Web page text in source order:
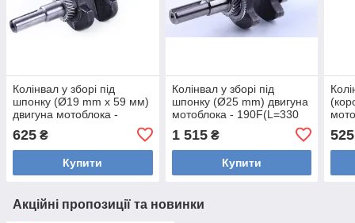
Колінвал у зборі під
шпонку (Ø19 mm х 59 мм)
двигуна мотоблока -
168FA (L=258 mm. Литий)
625 ₴
Купити
Колінвал у зборі під
шпонку (Ø25 mm) двигуна
мотоблока - 190F(L=330
1 515₴
Купити
525
Акційні пропозиції та новинки